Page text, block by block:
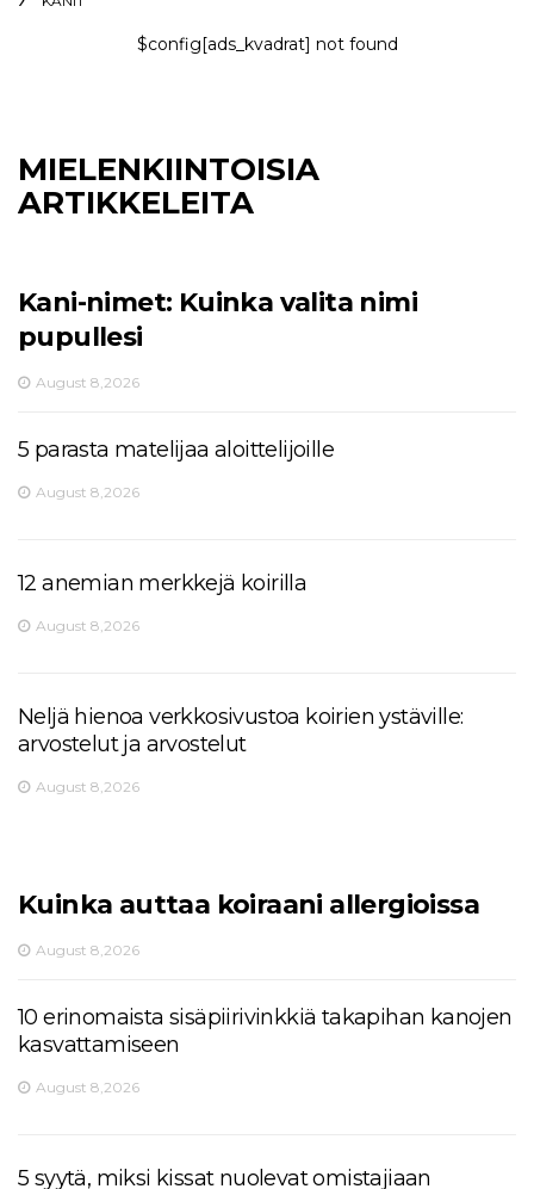
$config[ads_kvadrat] not found
MIELENKIINTOISIA
ARTIKKELEITA
Kani-nimet: Kuinka valita nimi
pupullesi
August 8,2026
5 parasta matelijaa aloittelijoille
August 8,2026
12 anemian merkkejä koirilla
August 8,2026
Neljä hienoa verkkosivustoa koirien ystäville:
arvostelut ja arvostelut
August 8,2026
Kuinka auttaa koiraani allergioissa
August 8,2026
10 erinomaista sisäpiirivinkkiä takapihan kanojen
kasvattamiseen
August 8,2026
5 syytä, miksi kissat nuolevat omistajiaan